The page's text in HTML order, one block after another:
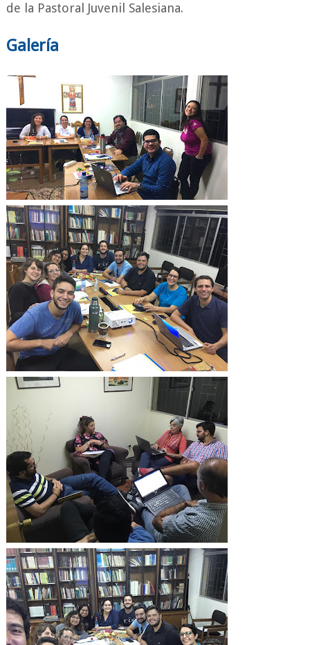
de la Pastoral Juvenil Salesiana.
Galería